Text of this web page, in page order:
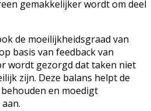
gemakkelijker wordt om deel
de moeilijkheidsgraad van
basis van feedback van
wordt gezorgd dat taken niet
zijn. Deze balans helpt de
en moedigt